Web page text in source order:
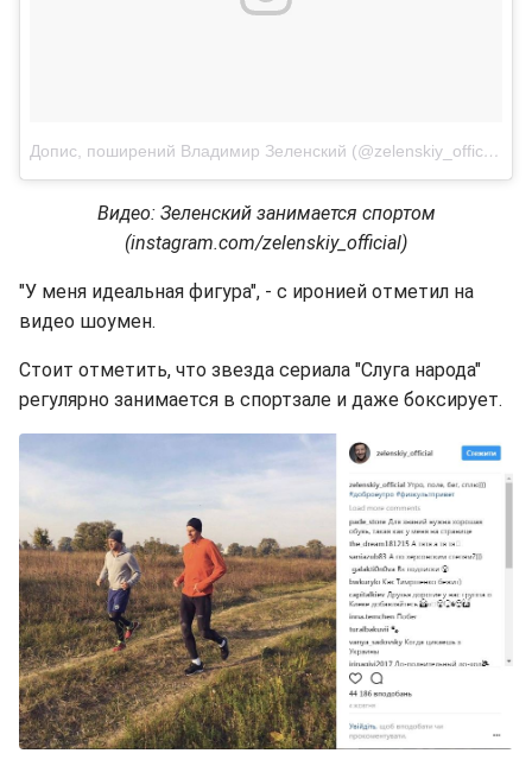
Допис, поширений Владимир Зеленский (@zelenskiy_official)
Видео: Зеленский занимается спортом
(instagram.com/zelenskiy_official)
"У меня идеальная фигура", - с иронией отметил на
видео шоумен.
Стоит отметить, что звезда сериала "Слуга народа"
регулярно занимается в спортзале и даже боксирует.